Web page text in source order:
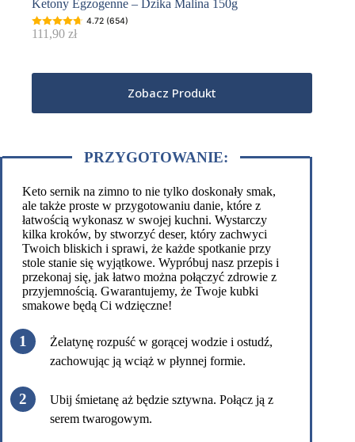
Ketony Egzogenne – Dzika Malina 150g
4.72 (654)
111,90 zł
Zobacz Produkt
PRZYGOTOWANIE:
Keto sernik na zimno to nie tylko doskonały smak,
ale także proste w przygotowaniu danie, które z
łatwością wykonasz w swojej kuchni. Wystarczy
kilka kroków, by stworzyć deser, który zachwyci
Twoich bliskich i sprawi, że każde spotkanie przy
stole stanie się wyjątkowe. Wypróbuj nasz przepis i
przekonaj się, jak łatwo można połączyć zdrowie z
przyjemnością. Gwarantujemy, że Twoje kubki
smakowe będą Ci wdzięczne!
Żelatynę rozpuść w gorącej wodzie i ostudź,
zachowując ją wciąż w płynnej formie.
Ubij śmietanę aż będzie sztywna. Połącz ją z
serem twarogowym.